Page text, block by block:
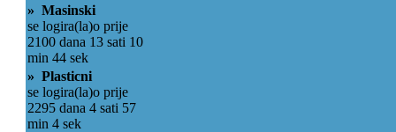
» Masinski
se logira(la)o prije
2100 dana 13 sati 10
min 44 sek
» Plasticni
se logira(la)o prije
2295 dana 4 sati 57
min 4 sek